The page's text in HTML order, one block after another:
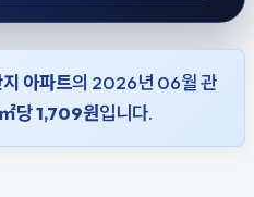
아파트의 2026년 06월 관
당 1,709원입니다.